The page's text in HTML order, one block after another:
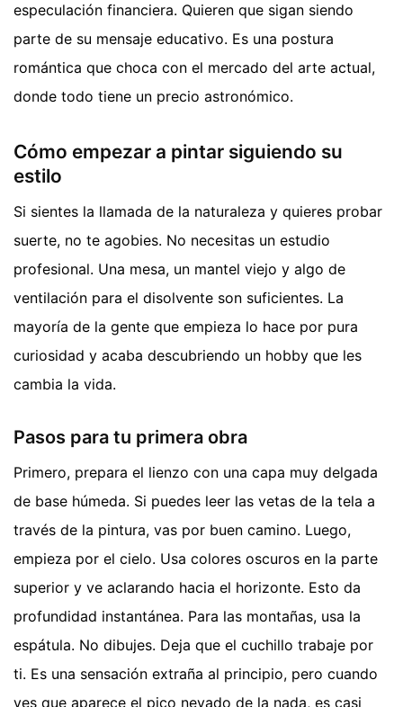
especulación financiera. Quieren que sigan siendo
parte de su mensaje educativo. Es una postura
romántica que choca con el mercado del arte actual,
donde todo tiene un precio astronómico.
Cómo empezar a pintar siguiendo su
estilo
Si sientes la llamada de la naturaleza y quieres probar
suerte, no te agobies. No necesitas un estudio
profesional. Una mesa, un mantel viejo y algo de
ventilación para el disolvente son suficientes. La
mayoría de la gente que empieza lo hace por pura
curiosidad y acaba descubriendo un hobby que les
cambia la vida.
Pasos para tu primera obra
Primero, prepara el lienzo con una capa muy delgada
de base húmeda. Si puedes leer las vetas de la tela a
través de la pintura, vas por buen camino. Luego,
empieza por el cielo. Usa colores oscuros en la parte
superior y ve aclarando hacia el horizonte. Esto da
profundidad instantánea. Para las montañas, usa la
espátula. No dibujes. Deja que el cuchillo trabaje por
ti. Es una sensación extraña al principio, pero cuando
ves que aparece el pico nevado de la nada, es casi